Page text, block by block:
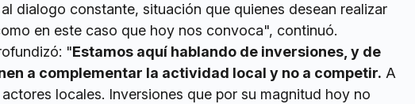
dialogo constante, situación que quienes desean realizar
en este caso que hoy nos convoca", continuó.
"Estamos aquí hablando de inversiones, y de
a complementar la actividad local y no a competir. A
locales. Inversiones que por su magnitud hoy no